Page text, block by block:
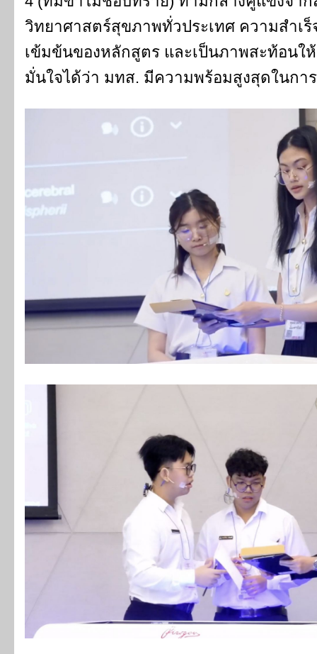
วิทยาศาสตร์สุขภาพทั่วประเทศ ความสำเ
เข้มข้นของหลักสูตร และเป็นภาพสะท้อนใ
มั่นใจได้ว่า มทส. มีความพร้อมสูงสุดในก